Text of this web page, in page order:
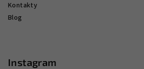
Kontakty
Blog
Instagram